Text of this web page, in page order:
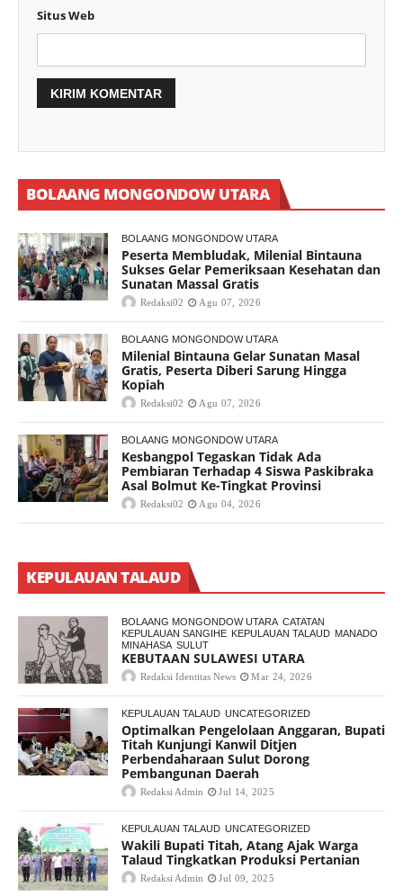
Situs Web
BOLAANG MONGONDOW UTARA
BOLAANG MONGONDOW UTARA
Peserta Membludak, Milenial Bintauna
Sukses Gelar Pemeriksaan Kesehatan dan
Sunatan Massal Gratis
Redaksi02 Agu 07, 2026
BOLAANG MONGONDOW UTARA
Milenial Bintauna Gelar Sunatan Masal
Gratis, Peserta Diberi Sarung Hingga
Kopiah
Redaksi02 Agu 07, 2026
BOLAANG MONGONDOW UTARA
Kesbangpol Tegaskan Tidak Ada
Pembiaran Terhadap 4 Siswa Paskibraka
Asal Bolmut Ke-Tingkat Provinsi
Redaksi02 Agu 04, 2026
KEPULAUAN TALAUD
BOLAANG MONGONDOW UTARA CATATAN
KEPULAUAN SANGIHE KEPULAUAN TALAUD MANADO
MINAHASA SULUT
KEBUTAAN SULAWESI UTARA
Redaksi Identitas News Mar 24, 2026
KEPULAUAN TALAUD UNCATEGORIZED
Optimalkan Pengelolaan Anggaran, Bupati
Titah Kunjungi Kanwil Ditjen
Perbendaharaan Sulut Dorong
Pembangunan Daerah
Redaksi Admin Jul 14, 2025
KEPULAUAN TALAUD UNCATEGORIZED
Wakili Bupati Titah, Atang Ajak Warga
Talaud Tingkatkan Produksi Pertanian
Redaksi Admin Jul 09, 2025